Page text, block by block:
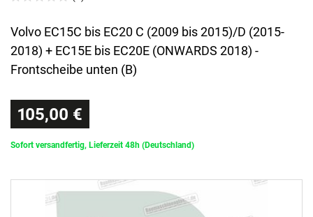
Volvo EC15C bis EC20 C (2009 bis 2015)/D (2015-
2018) + EC15E bis EC20E (ONWARDS 2018) -
Frontscheibe unten (B)
105,00 €
Sofort versandfertig, Lieferzeit 48h (Deutschland)